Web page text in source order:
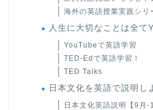
海外の英語授業実践シリ
人生に大切なことは全て
YouTubeで英語学習
TED-Edで英語学習！
TED Talks
日本文化を英語で説明し
日本文化英語説明【9月-